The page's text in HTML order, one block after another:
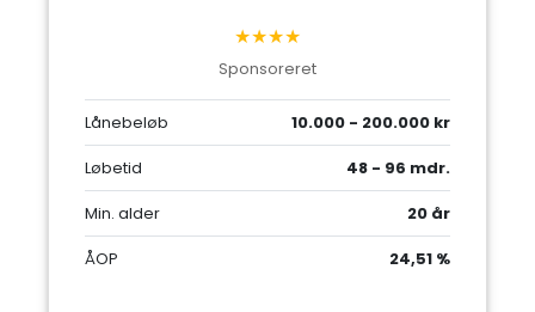
★★★★
Sponsoreret
Lånebeløb
10.000 - 200.000 kr
Løbetid
48 - 96 mdr.
Min. alder
20 år
ÅOP
24,51 %